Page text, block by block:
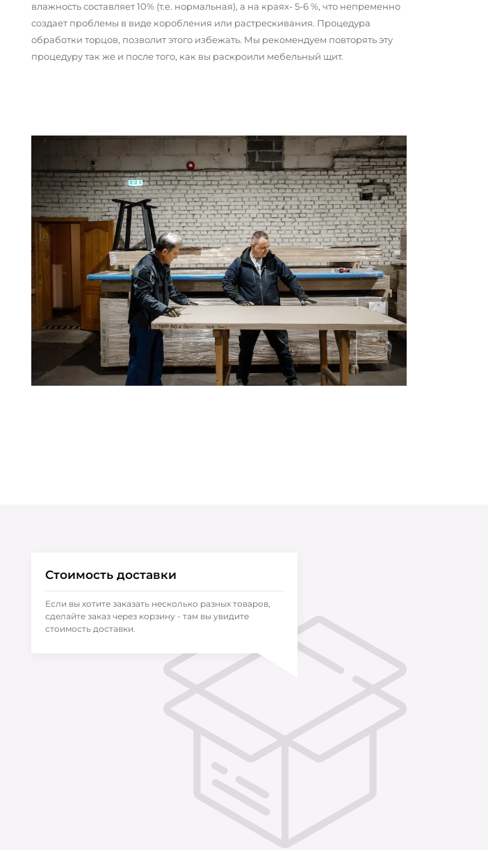
влажность составляет 10% (т.е. нормальная), а на краях- 5-6 %, что непременно
создает проблемы в виде коробления или растрескивания. Процедура
обработки торцов, позволит этого избежать. Мы рекомендуем повторять эту
процедуру так же и после того, как вы раскроили мебельный щит.
Стоимость доставки
Если вы хотите заказать несколько разных товаров,
сделайте заказ через корзину - там вы увидите
стоимость доставки.